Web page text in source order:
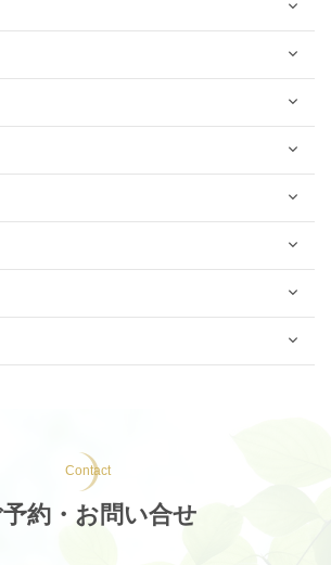
Contact
約・お問い合せ